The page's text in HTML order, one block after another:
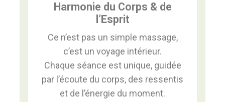
Harmonie du Corps & de
l’Esprit
Ce n’est pas un simple massage,
c’est un voyage intérieur.
Chaque séance est unique, guidée
par l’écoute du corps, des ressentis
et de l’énergie du moment.